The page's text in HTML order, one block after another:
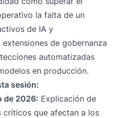
la falta de un
de IA y
de gobernanza
automatizadas
en producción.
sesión:
de 2026: Explicación de
críticos que afectan a los